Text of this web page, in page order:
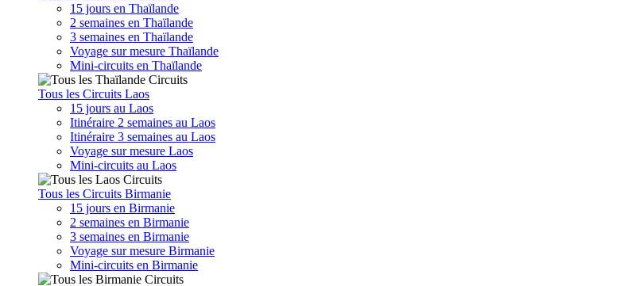
15 jours en Thaïlande
2 semaines en Thaïlande
3 semaines en Thaïlande
Voyage sur mesure Thaïlande
Mini-circuits en Thaïlande
Tous les Circuits Laos
15 jours au Laos
Itinéraire 2 semaines au Laos
Itinéraire 3 semaines au Laos
Voyage sur mesure Laos
Mini-circuits au Laos
Tous les Circuits Birmanie
15 jours en Birmanie
2 semaines en Birmanie
3 semaines en Birmanie
Voyage sur mesure Birmanie
Mini-circuits en Birmanie